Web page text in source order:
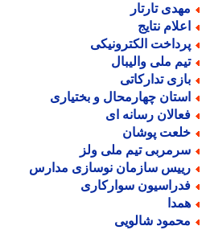
تارتار
نتایج
الکترونیکی
ملی والیبال
تدارکاتی
چهارمحال و بختیاری
رسانه ای
پوشان
تیم ملی ولز
سازمان نوسازی مدارس
سوارکاری
شالویی